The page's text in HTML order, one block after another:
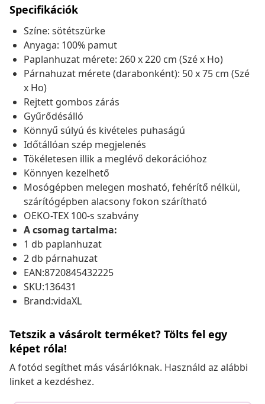
Specifikációk
Színe: sötétszürke
Anyaga: 100% pamut
Paplanhuzat mérete: 260 x 220 cm (Szé x Ho)
Párnahuzat mérete (darabonként): 50 x 75 cm (Szé
x Ho)
Rejtett gombos zárás
Gyűrődésálló
Könnyű súlyú és kivételes puhaságú
Időtállóan szép megjelenés
Tökéletesen illik a meglévő dekorációhoz
Könnyen kezelhető
Mosógépben melegen mosható, fehérítő nélkül,
szárítógépben alacsony fokon szárítható
OEKO-TEX 100-s szabvány
A csomag tartalma:
1 db paplanhuzat
2 db párnahuzat
EAN:8720845432225
SKU:136431
Brand:vidaXL
Tetszik a vásárolt terméket? Tölts fel egy
képet róla!
A fotód segíthet más vásárlóknak. Használd az alábbi
linket a kezdéshez.